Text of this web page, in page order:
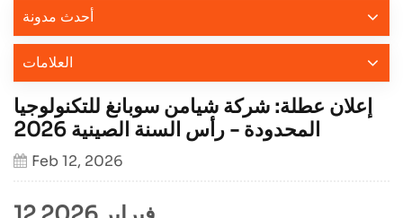
أحدث مدونة
العلامات
إعلان عطلة: شركة شيامن سوبانغ للتكنولوجيا
المحدودة - رأس السنة الصينية 2026
Feb 12, 2026